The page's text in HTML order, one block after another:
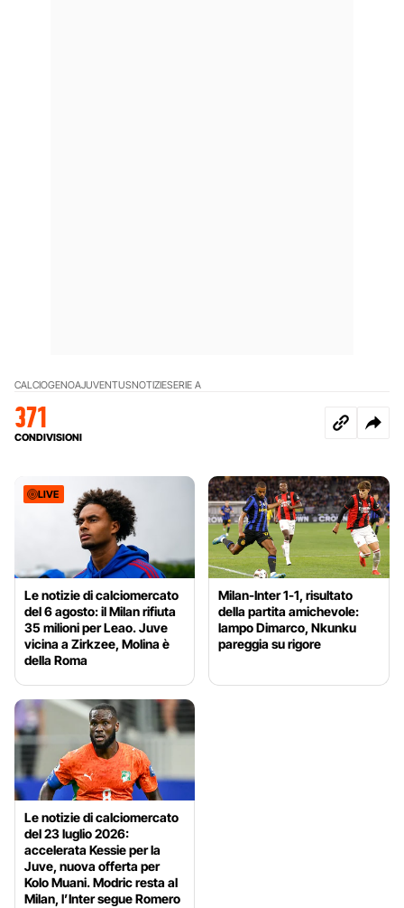
CALCIOGENOAJUVENTUSNOTIZIESERIE A
371
CONDIVISIONI
LIVE
Le notizie di calciomercato
del 6 agosto: il Milan rifiuta
35 milioni per Leao. Juve
vicina a Zirkzee, Molina è
della Roma
Milan-Inter 1-1, risultato
della partita amichevole:
lampo Dimarco, Nkunku
pareggia su rigore
Le notizie di calciomercato
del 23 luglio 2026:
accelerata Kessie per la
Juve, nuova offerta per
Kolo Muani. Modric resta al
Milan, l’Inter segue Romero